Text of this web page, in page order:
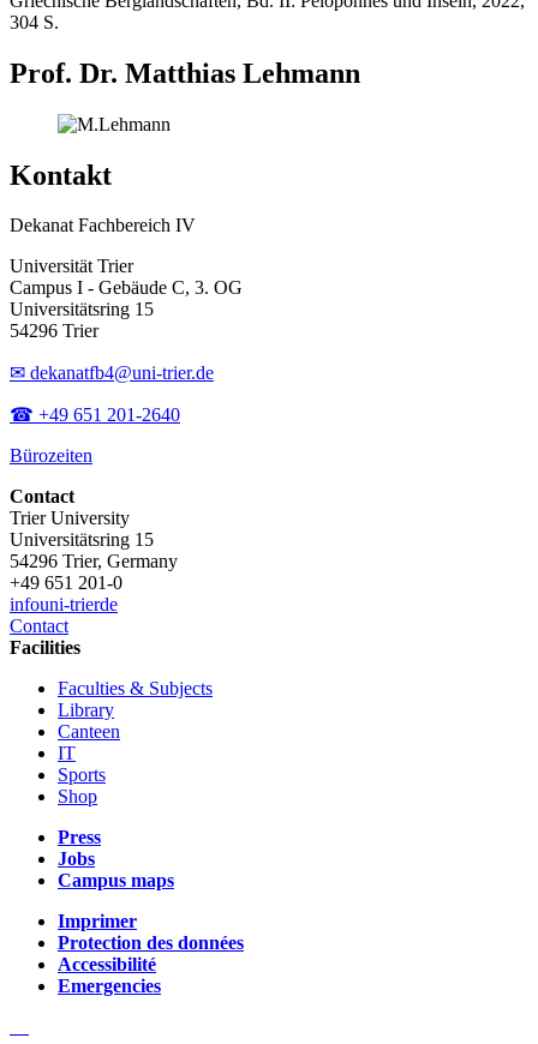
304 S.
Prof. Dr. Matthias Lehmann
Kontakt
Dekanat Fachbereich IV
Universität Trier
Campus I - Gebäude C, 3. OG
Universitätsring 15
54296 Trier
✉ dekanatfb4@uni-trier.de
☎ +49 651 201-2640
Bürozeiten
Contact
Trier University
Universitätsring 15
54296 Trier, Germany
+49 651 201-0
infouni-trierde
Contact
Facilities
Faculties & Subjects
Library
Canteen
IT
Sports
Shop
Press
Jobs
Campus maps
Imprimer
Protection des données
Accessibilité
Emergencies